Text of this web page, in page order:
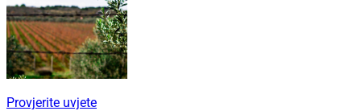
Provjerite uvjete